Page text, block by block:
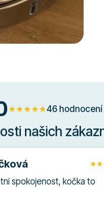
★★★★★46 hodnocení
našich
★★
spokojenost, kočka to